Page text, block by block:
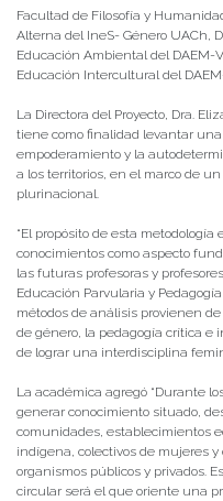
Facultad de Filosofía y
Alterna del IneS- Género UACh,
Educación Ambiental del DAEM-
Educación Intercultural del
La Directora del Proyecto, Dra.
tiene como finalidad levantar
empoderamiento y la
a los territorios, en el marco de
plurinacional.
“El propósito de esta
conocimientos como aspecto
las futuras profesoras y
Educación Parvularia y
métodos de análisis provienen
de género, la pedagogía crítica e
de lograr una interdisciplina
La académica agregó “Durante
generar conocimiento situado,
comunidades, establecimientos
indígena, colectivos de mujeres
organismos públicos y privados.
circular será el que oriente una